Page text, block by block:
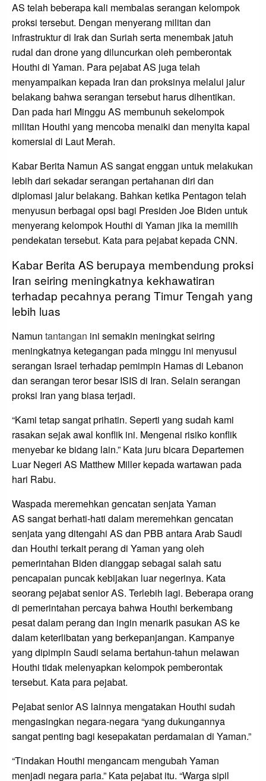
AS telah beberapa kali membalas serangan kelompok
proksi tersebut. Dengan menyerang militan dan
infrastruktur di Irak dan Suriah serta menembak jatuh
rudal dan drone yang diluncurkan oleh pemberontak
Houthi di Yaman. Para pejabat AS juga telah
menyampaikan kepada Iran dan proksinya melalui jalur
belakang bahwa serangan tersebut harus dihentikan.
Dan pada hari Minggu AS membunuh sekelompok
militan Houthi yang mencoba menaiki dan menyita kapal
komersial di Laut Merah.
Kabar Berita Namun AS sangat enggan untuk melakukan
lebih dari sekadar serangan pertahanan diri dan
diplomasi jalur belakang. Bahkan ketika Pentagon telah
menyusun berbagai opsi bagi Presiden Joe Biden untuk
menyerang kelompok Houthi di Yaman jika ia memilih
pendekatan tersebut. Kata para pejabat kepada CNN.
Kabar Berita AS berupaya membendung proksi
Iran seiring meningkatnya kekhawatiran
terhadap pecahnya perang Timur Tengah yang
lebih luas
Namun tantangan ini semakin meningkat seiring
meningkatnya ketegangan pada minggu ini menyusul
serangan Israel terhadap pemimpin Hamas di Lebanon
dan serangan teror besar ISIS di Iran. Selain serangan
proksi Iran yang biasa terjadi.
“Kami tetap sangat prihatin. Seperti yang sudah kami
rasakan sejak awal konflik ini. Mengenai risiko konflik
menyebar ke bidang lain.” Kata juru bicara Departemen
Luar Negeri AS Matthew Miller kepada wartawan pada
hari Rabu.
Waspada meremehkan gencatan senjata Yaman
AS sangat berhati-hati dalam meremehkan gencatan
senjata yang ditengahi AS dan PBB antara Arab Saudi
dan Houthi terkait perang di Yaman yang oleh
pemerintahan Biden dianggap sebagai salah satu
pencapaian puncak kebijakan luar negerinya. Kata
seorang pejabat senior AS. Terlebih lagi. Beberapa orang
di pemerintahan percaya bahwa Houthi berkembang
pesat dalam perang dan ingin menarik pasukan AS ke
dalam keterlibatan yang berkepanjangan. Kampanye
yang dipimpin Saudi selama bertahun-tahun melawan
Houthi tidak melenyapkan kelompok pemberontak
tersebut. Kata para pejabat.
Pejabat senior AS lainnya mengatakan Houthi sudah
mengasingkan negara-negara “yang dukungannya
sangat penting bagi kesepakatan perdamaian di Yaman.”
“Tindakan Houthi mengancam mengubah Yaman
menjadi negara paria.” Kata pejabat itu. “Warga sipil